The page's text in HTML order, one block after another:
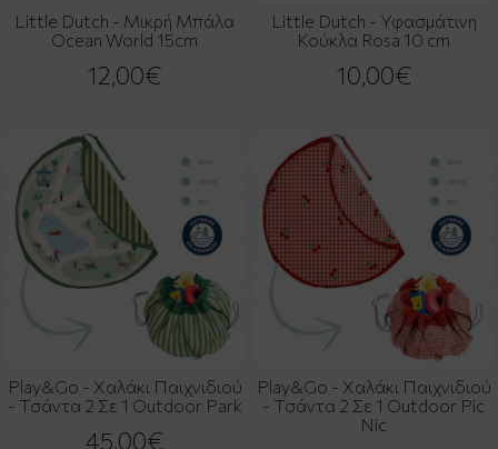
Little Dutch - Μικρή Mπάλα
Ocean World 15cm
12,00€
Little Dutch - Υφασμάτινη
Κούκλα Rosa 10 cm
10,00€
Play&Go - Χαλάκι Παιχνιδιού
- Τσάντα 2 Σε 1 Outdoor Park
45,00€
Play&Go - Χαλάκι Παιχνιδιού
- Τσάντα 2 Σε 1 Outdoor Pic
Nic